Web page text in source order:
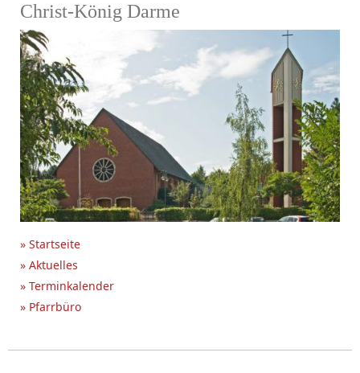
Christ-König Darme
» Startseite
» Aktuelles
» Terminkalender
» Pfarrbüro